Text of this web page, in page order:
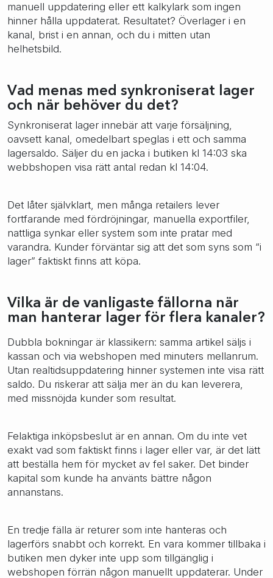
manuell uppdatering eller ett kalkylark som ingen
hinner hålla uppdaterat. Resultatet? Överlager i en
kanal, brist i en annan, och du i mitten utan
helhetsbild.
Vad menas med synkroniserat lager
och när behöver du det?
Synkroniserat lager innebär att varje försäljning,
oavsett kanal, omedelbart speglas i ett och samma
lagersaldo. Säljer du en jacka i butiken kl 14:03 ska
webbshopen visa rätt antal redan kl 14:04.
Det låter självklart, men många retailers lever
fortfarande med fördröjningar, manuella exportfiler,
nattliga synkar eller system som inte pratar med
varandra. Kunder förväntar sig att det som syns som “i
lager” faktiskt finns att köpa.
Vilka är de vanligaste fällorna när
man hanterar lager för flera kanaler?
Dubbla bokningar är klassikern: samma artikel säljs i
kassan och via webshopen med minuters mellanrum.
Utan realtidsuppdatering hinner systemen inte visa rätt
saldo. Du riskerar att sälja mer än du kan leverera,
med missnöjda kunder som resultat.
Felaktiga inköpsbeslut är en annan. Om du inte vet
exakt vad som faktiskt finns i lager eller var, är det lätt
att beställa hem för mycket av fel saker. Det binder
kapital som kunde ha använts bättre någon
annanstans.
En tredje fälla är returer som inte hanteras och
lagerförs snabbt och korrekt. En vara kommer tillbaka i
butiken men dyker inte upp som tillgänglig i
webshopen förrän någon manuellt uppdaterar. Under